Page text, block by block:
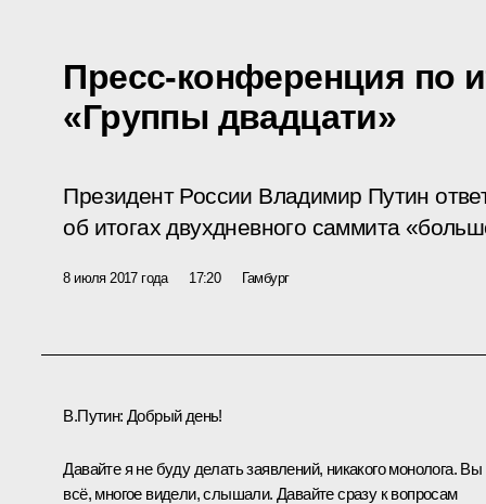
Пресс-конференция по
«Группы двадцати»
Президент России Владимир Путин
об итогах двухдневного саммита
8 июля 2017 года 17:20 Гамбург
В.Путин: Добрый день!
Давайте я не буду делать заявлений, никакого монолога. Вы
всё, многое видели, слышали. Давайте сразу к вопросам